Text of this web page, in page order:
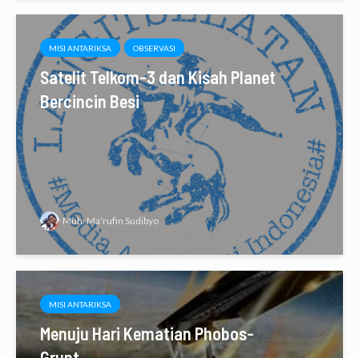
MISI ANTARIKSA OBSERVASI
Satelit Telkom-3 dan Kisah Planet
Bercincin Besi
Muh. Ma'rufin Sudibyo
MISI ANTARIKSA
Menuju Hari Kematian Phobos-